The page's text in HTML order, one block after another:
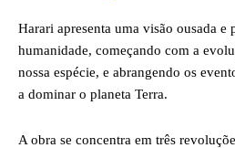
Harari apresenta uma visão ousada e
humanidade, começando com a
nossa espécie, e abrangendo os
a dominar o planeta Terra.
A obra se concentra em três